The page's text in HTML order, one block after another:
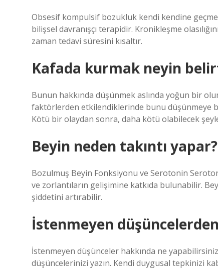
Obsesif kompulsif bozukluk kendi kendine
bilişsel davranışçı terapidir. Kronikleşme
zaman tedavi süresini kısaltır.
Kafada kurmak neyin
Bunun hakkında düşünmek aslında yoğun bir
faktörlerden etkilendiklerinde bunu düşünmeye
Kötü bir olaydan sonra, daha kötü olabilecek
Beyin neden takıntı yapar?
Bozulmuş Beyin Fonksiyonu ve Serotonin
ve zorlantıların gelişimine katkıda bulunabilir.
şiddetini artırabilir.
İstenmeyen
İstenmeyen düşünceler hakkında ne
düşüncelerinizi yazın. Kendi duygusal tepkinizi